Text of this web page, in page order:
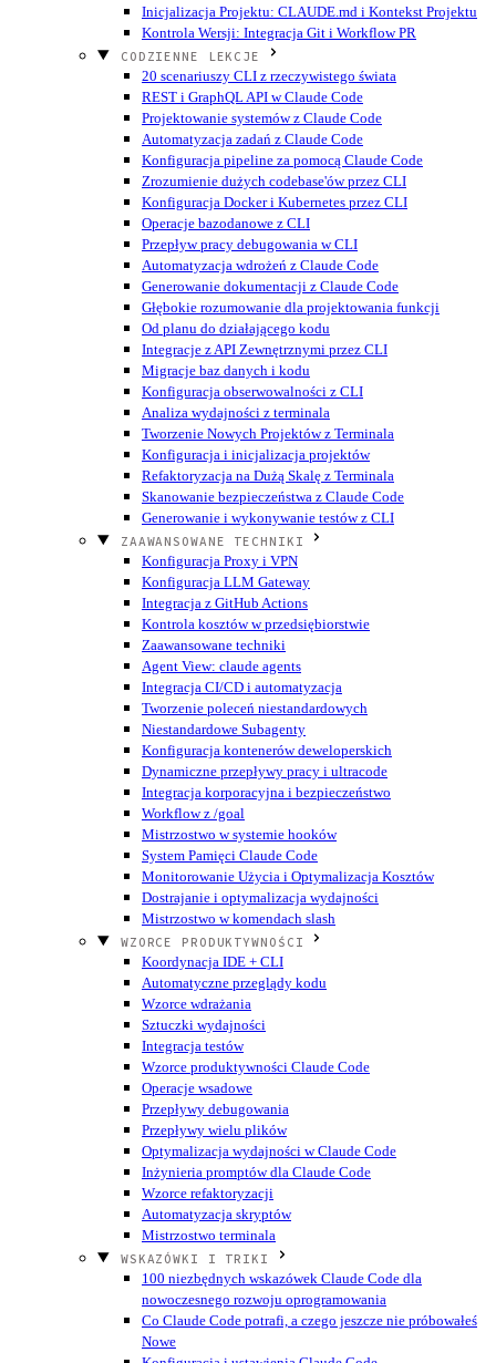
Inicjalizacja Projektu: CLAUDE.md i Kontekst Projektu
Kontrola Wersji: Integracja Git i Workflow PR
CODZIENNE LEKCJE
20 scenariuszy CLI z rzeczywistego świata
REST i GraphQL API w Claude Code
Projektowanie systemów z Claude Code
Automatyzacja zadań z Claude Code
Konfiguracja pipeline za pomocą Claude Code
Zrozumienie dużych codebase'ów przez CLI
Konfiguracja Docker i Kubernetes przez CLI
Operacje bazodanowe z CLI
Przepływ pracy debugowania w CLI
Automatyzacja wdrożeń z Claude Code
Generowanie dokumentacji z Claude Code
Głębokie rozumowanie dla projektowania funkcji
Od planu do działającego kodu
Integracje z API Zewnętrznymi przez CLI
Migracje baz danych i kodu
Konfiguracja obserwowalności z CLI
Analiza wydajności z terminala
Tworzenie Nowych Projektów z Terminala
Konfiguracja i inicjalizacja projektów
Refaktoryzacja na Dużą Skalę z Terminala
Skanowanie bezpieczeństwa z Claude Code
Generowanie i wykonywanie testów z CLI
ZAAWANSOWANE TECHNIKI
Konfiguracja Proxy i VPN
Konfiguracja LLM Gateway
Integracja z GitHub Actions
Kontrola kosztów w przedsiębiorstwie
Zaawansowane techniki
Agent View: claude agents
Integracja CI/CD i automatyzacja
Tworzenie poleceń niestandardowych
Niestandardowe Subagenty
Konfiguracja kontenerów deweloperskich
Dynamiczne przepływy pracy i ultracode
Integracja korporacyjna i bezpieczeństwo
Workflow z /goal
Mistrzostwo w systemie hooków
System Pamięci Claude Code
Monitorowanie Użycia i Optymalizacja Kosztów
Dostrajanie i optymalizacja wydajności
Mistrzostwo w komendach slash
WZORCE PRODUKTYWNOŚCI
Koordynacja IDE + CLI
Automatyczne przeglądy kodu
Wzorce wdrażania
Sztuczki wydajności
Integracja testów
Wzorce produktywności Claude Code
Operacje wsadowe
Przepływy debugowania
Przepływy wielu plików
Optymalizacja wydajności w Claude Code
Inżynieria promptów dla Claude Code
Wzorce refaktoryzacji
Automatyzacja skryptów
Mistrzostwo terminala
WSKAZÓWKI I TRIKI
100 niezbędnych wskazówek Claude Code dla
nowoczesnego rozwoju oprogramowania
Co Claude Code potrafi, a czego jeszcze nie próbowałeś
Nowe